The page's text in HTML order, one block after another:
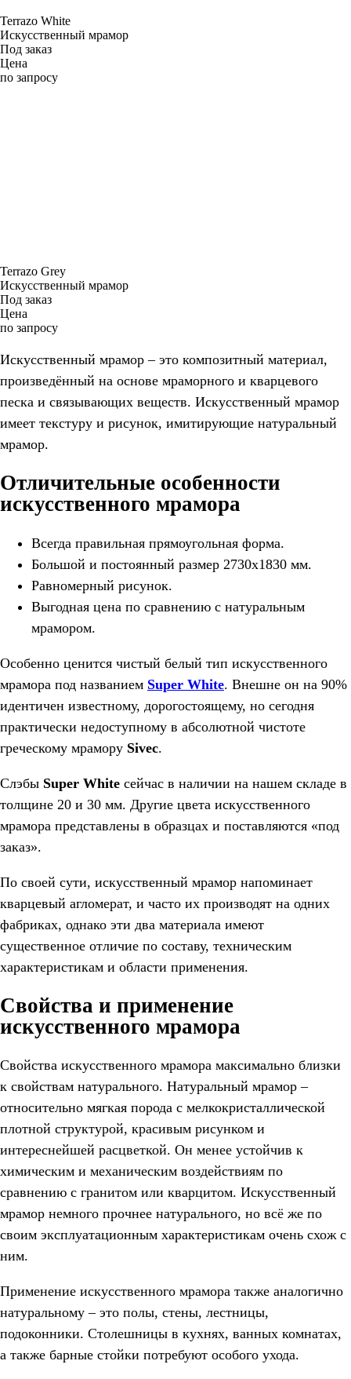
Terrazo White
Искусственный мрамор
Под заказ
Цена
по запросу
Terrazo Grey
Искусственный мрамор
Под заказ
Цена
по запросу
Искусственный мрамор – это композитный материал,
произведённый на основе мраморного и кварцевого
песка и связывающих веществ. Искусственный мрамор
имеет текстуру и рисунок, имитирующие натуральный
мрамор.
Отличительные особенности
искусственного мрамора
Всегда правильная прямоугольная форма.
Большой и постоянный размер 2730х1830 мм.
Равномерный рисунок.
Выгодная цена по сравнению с натуральным
мрамором.
Особенно ценится чистый белый тип искусственного
мрамора под названием Super White. Внешне он на 90%
идентичен известному, дорогостоящему, но сегодня
практически недоступному в абсолютной чистоте
греческому мрамору Sivec.
Слэбы Super White сейчас в наличии на нашем складе в
толщине 20 и 30 мм. Другие цвета искусственного
мрамора представлены в образцах и поставляются «под
заказ».
По своей сути, искусственный мрамор напоминает
кварцевый агломерат, и часто их производят на одних
фабриках, однако эти два материала имеют
существенное отличие по составу, техническим
характеристикам и области применения.
Свойства и применение
искусственного мрамора
Свойства искусственного мрамора максимально близки
к свойствам натурального. Натуральный мрамор –
относительно мягкая порода с мелкокристаллической
плотной структурой, красивым рисунком и
интереснейшей расцветкой. Он менее устойчив к
химическим и механическим воздействиям по
сравнению с гранитом или кварцитом. Искусственный
мрамор немного прочнее натурального, но всё же по
своим эксплуатационным характеристикам очень схож с
ним.
Применение искусственного мрамора также аналогично
натуральному – это полы, стены, лестницы,
подоконники. Столешницы в кухнях, ванных комнатах,
а также барные стойки потребуют особого ухода.